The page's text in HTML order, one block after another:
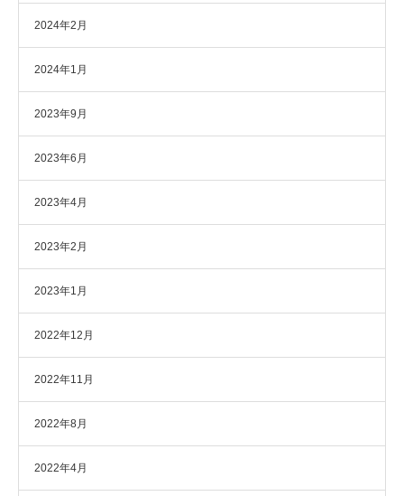
2024年2月
2024年1月
2023年9月
2023年6月
2023年4月
2023年2月
2023年1月
2022年12月
2022年11月
2022年8月
2022年4月